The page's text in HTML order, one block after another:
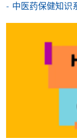
本课程在
中医药保健知识